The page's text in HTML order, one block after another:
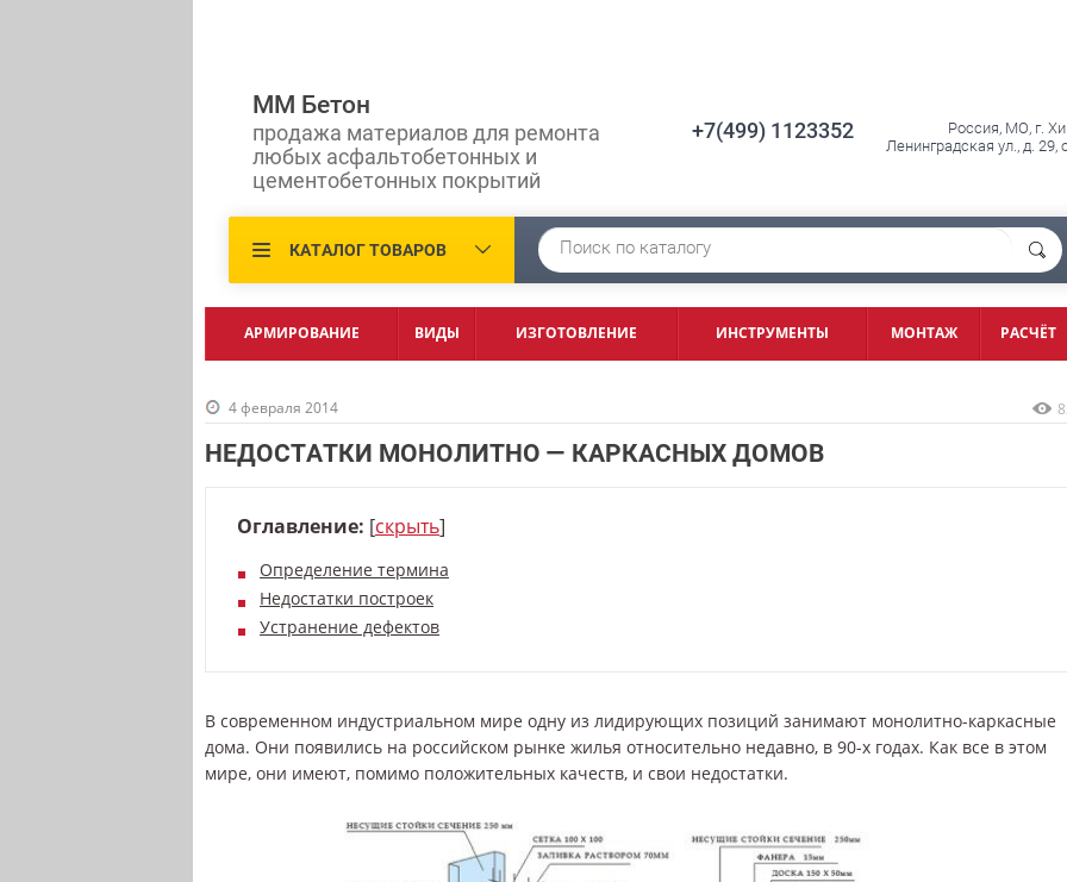
ММ Бетон
продажа материалов для ремонта
любых асфальтобетонных и
цементобетонных покрытий
+7(499) 1123352
Россия, МО, г.
Ленинградская ул., д. 29,
КАТАЛОГ ТОВАРОВ
АРМИРОВАНИЕ ВИДЫ ИЗГОТОВЛЕНИЕ ИНСТРУМЕНТЫ МОНТАЖ РАСЧЁТ
4 февраля 2014
НЕДОСТАТКИ МОНОЛИТНО — КАРКАСНЫХ ДОМОВ
Оглавление: [скрыть]
Определение термина
Недостатки построек
Устранение дефектов
В современном индустриальном мире одну из лидирующих позиций занимают монолитно-каркасные
дома. Они появились на российском рынке жилья относительно недавно, в 90-х годах. Как все в этом
мире, они имеют, помимо положительных качеств, и свои недостатки.